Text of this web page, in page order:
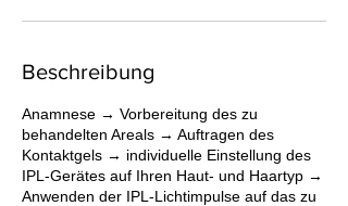
Beschreibung
Anamnese → Vorbereitung des zu
behandelten Areals → Auftragen des
Kontaktgels → individuelle Einstellung des
IPL-Gerätes auf Ihren Haut- und Haartyp →
Anwenden der IPL-Lichtimpulse auf das zu